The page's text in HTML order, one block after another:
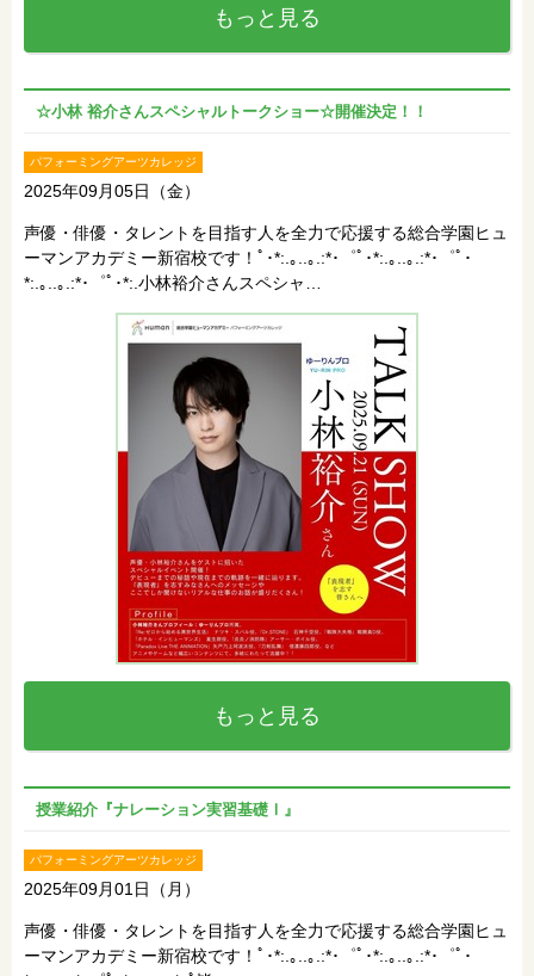
もっと見る
☆小林 裕介さんスペシャルトークショー☆開催決定！！
パフォーミングアーツカレッジ
2025年09月05日（金）
声優・俳優・タレントを目指す人を全力で応援する総合学園ヒュ
ーマンアカデミー新宿校です！ﾟ･*:.｡..｡.:*･゜ﾟ･*:.｡..｡.:*･゜ﾟ･
*:.｡..｡.:*･゜ﾟ･*:.小林裕介さんスペシャ…
もっと見る
授業紹介『ナレーション実習基礎Ⅰ』
パフォーミングアーツカレッジ
2025年09月01日（月）
声優・俳優・タレントを目指す人を全力で応援する総合学園ヒュ
ーマンアカデミー新宿校です！ﾟ･*:.｡..｡.:*･゜ﾟ･*:.｡..｡.:*･゜ﾟ･